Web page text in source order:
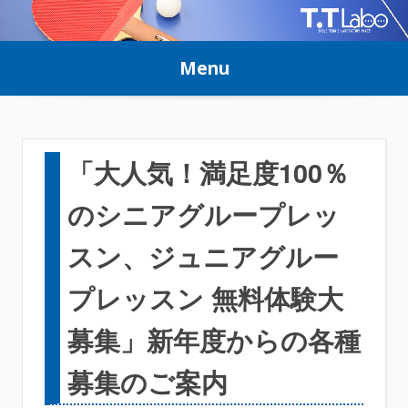
to
Menu
「大人気！満足度100％
のシニアグループレッ
スン、ジュニアグルー
プレッスン 無料体験大
募集」新年度からの各種
募集のご案内